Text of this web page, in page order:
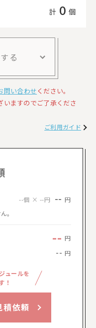
計 0 個
る
問い合わせください。
ますのでご了承くださ
ご利用ガイド
--個 × --円 -- 円
。
-- 円
-- 円
ュールを
！
積依頼